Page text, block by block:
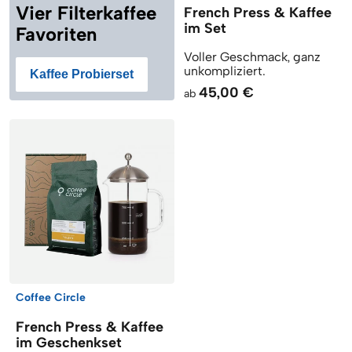
Vier Filterkaffee
Favoriten
Kaffee Probierset
French Press & Kaffee
im Set
Voller Geschmack, ganz
unkompliziert.
ab 45,00 €
Coffee Circle
French Press & Kaffee
im Geschenkset